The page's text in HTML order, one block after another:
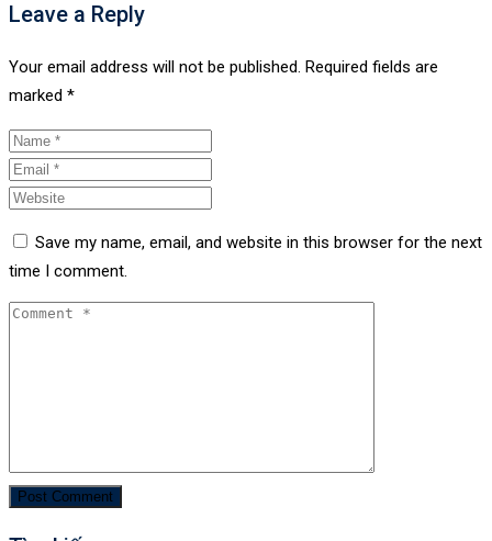
Leave a Reply
Your email address will not be published. Required fields are
marked *
Save my name, email, and website in this browser for the next
time I comment.